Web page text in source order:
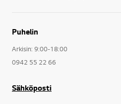
Puhelin
Arkisin: 9:00-18:00
0942 55 22 66
Sähköposti